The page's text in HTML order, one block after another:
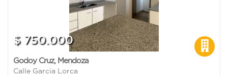
$ 750.000
Godoy Cruz, Mendoza
Calle Garcia Lorca